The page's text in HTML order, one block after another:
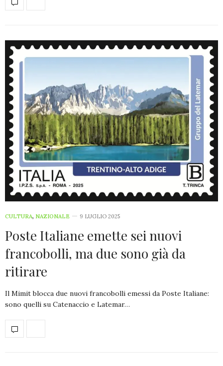
CULTURA, NAZIONALE 9 LUGLIO 2025
Poste Italiane emette sei nuovi
francobolli, ma due sono già da
ritirare
Il Mimit blocca due nuovi francobolli emessi da Poste Italiane:
sono quelli su Catenaccio e Latemar…